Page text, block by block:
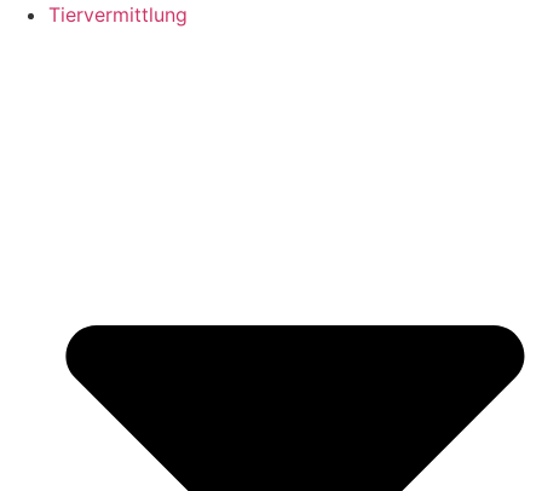
Tiervermittlung